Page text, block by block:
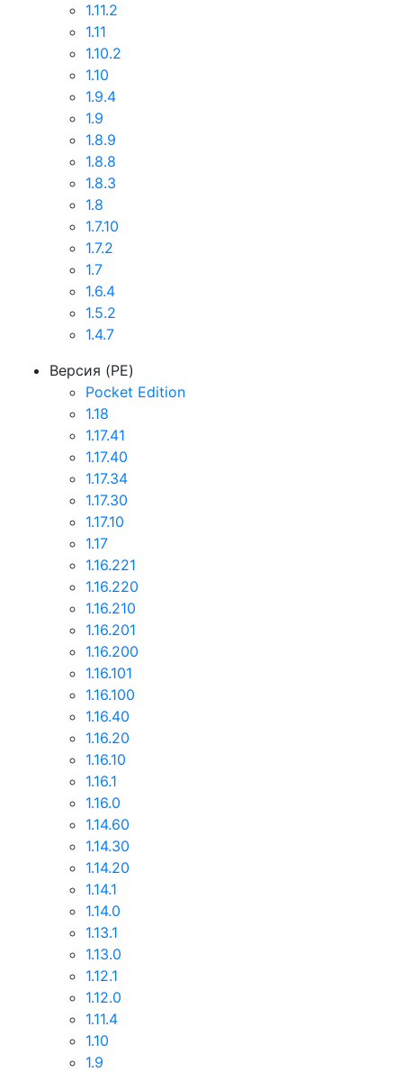
1.11.2
1.11
1.10.2
1.10
1.9.4
1.9
1.8.9
1.8.8
1.8.3
1.8
1.7.10
1.7.2
1.7
1.6.4
1.5.2
1.4.7
Версия (PE)
Pocket Edition
1.18
1.17.41
1.17.40
1.17.34
1.17.30
1.17.10
1.17
1.16.221
1.16.220
1.16.210
1.16.201
1.16.200
1.16.101
1.16.100
1.16.40
1.16.20
1.16.10
1.16.1
1.16.0
1.14.60
1.14.30
1.14.20
1.14.1
1.14.0
1.13.1
1.13.0
1.12.1
1.12.0
1.11.4
1.10
1.9